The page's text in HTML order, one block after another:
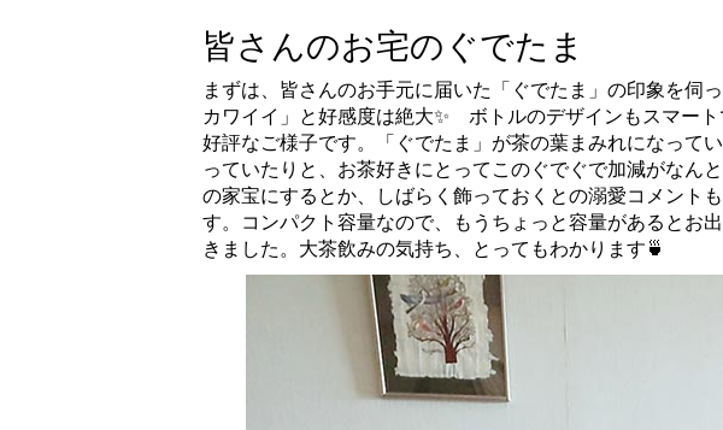
皆さんのお宅のぐでたま
まずは、皆さんのお手元に届いた「ぐでたま」の印象を
カワイイ」と好感度は絶大✨ ボトルのデザインもスマー
好評なご様子です。「ぐでたま」が茶の葉まみれになって
っていたりと、お茶好きにとってこのぐでぐで加減がなん
の家宝にするとか、しばらく飾っておくとの溺愛コメント
す。コンパクト容量なので、もうちょっと容量があるとお
きました。大茶飲みの気持ち、とってもわかります🍵